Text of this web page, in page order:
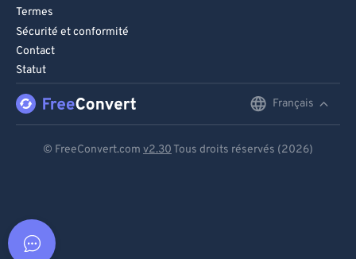
Termes
Sécurité et conformité
Contact
Statut
Français
© FreeConvert.com v2.30 Tous droits réservés (2026)